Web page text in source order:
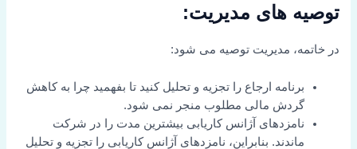
توصیه های مدیریت:
در خاتمه، مدیریت توصیه می شود:
برنامه ارجاع را تجزیه و تحلیل کنید تا بفهمید چرا به کاهش
گردش مالی مطلوب منجر نمی شود.
نامزدهای آژانس کاریابی بیشترین مدت را در شرکت
ماندند. بنابراین، نامزدهای آژانس کاریابی را تجزیه و تحلیل